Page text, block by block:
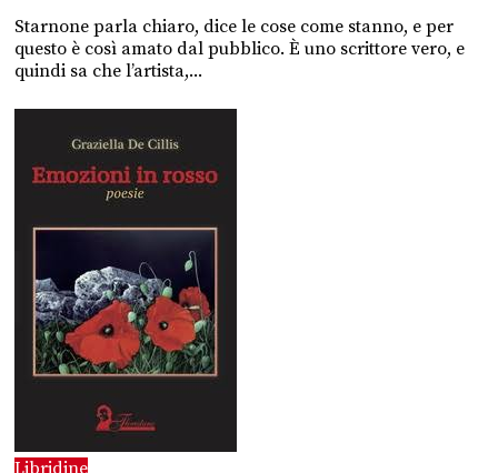
Starnone parla chiaro, dice le cose come stanno, e per
questo è così amato dal pubblico. È uno scrittore vero, e
quindi sa che l’artista,...
Libridine